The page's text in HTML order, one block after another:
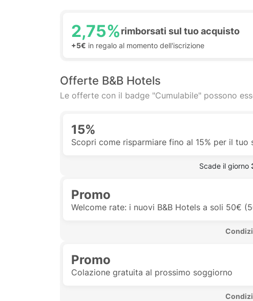
2,75%rimborsati sul tuo acquisto
+5€ in regalo al momento dell'iscrizione
Offerte B&B Hotels
Le offerte con il badge "Cumulabile" possono
15%
Scopri come risparmiare fino al 15% per il tuo
Scade il giorno
Promo
Welcome rate: i nuovi B&B Hotels a soli 50€
Promo
Colazione gratuita al prossimo soggiorno